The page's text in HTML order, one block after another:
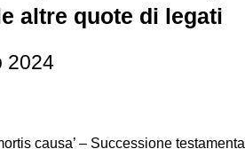
altre quote di legati
2024
causa’ – Successione